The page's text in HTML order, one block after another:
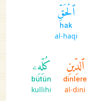
ٱلۡحَقِّ
hak
al-haqi
ٱلدِّينِ
dinlere
al-dini
كُلِّهِۦ
bütün
kullihi